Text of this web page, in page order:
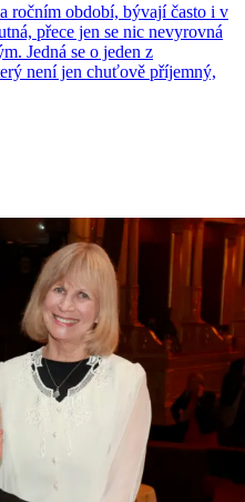
ročním období, bývají často i v
přece jen se nic nevyrovná
Jedná se o jeden z
není jen chuťově příjemný,